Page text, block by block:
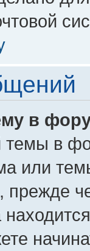
в
темы в
или
прежде